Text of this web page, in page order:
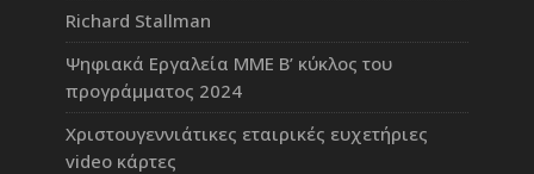
Richard Stallman
Ψηφιακά Εργαλεία ΜΜΕ Β’ κύκλος του
προγράμματος 2024
Χριστουγεννιάτικες εταιρικές ευχετήριες
video κάρτες